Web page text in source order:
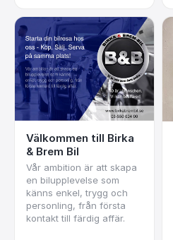
Välkommen till Birka
& Brem Bil
Vår ambition är att skapa
en bilupplevelse som
känns enkel, trygg och
personling, från första
kontakt till färdig affär.